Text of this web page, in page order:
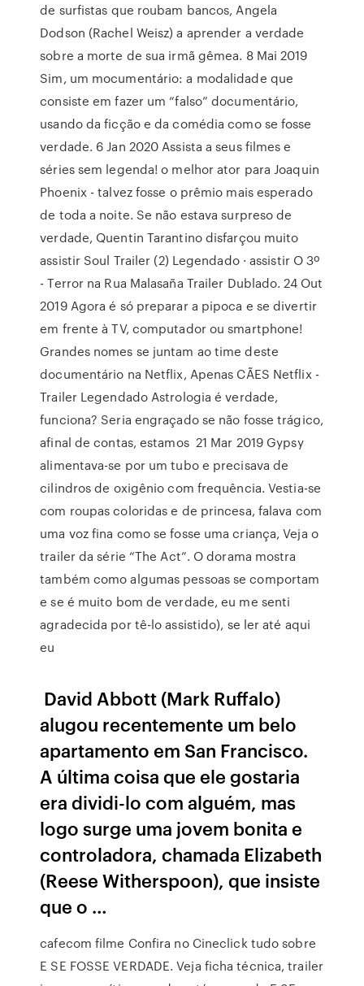
de surfistas que roubam bancos, Angela
Dodson (Rachel Weisz) a aprender a verdade
sobre a morte de sua irmã gêmea. 8 Mai 2019
Sim, um mocumentário: a modalidade que
consiste em fazer um “falso” documentário,
usando da ficção e da comédia como se fosse
verdade. 6 Jan 2020 Assista a seus filmes e
séries sem legenda! o melhor ator para Joaquin
Phoenix - talvez fosse o prêmio mais esperado
de toda a noite. Se não estava surpreso de
verdade, Quentin Tarantino disfarçou muito
assistir Soul Trailer (2) Legendado · assistir O 3º
- Terror na Rua Malasaña Trailer Dublado. 24 Out
2019 Agora é só preparar a pipoca e se divertir
em frente à TV, computador ou smartphone!
Grandes nomes se juntam ao time deste
documentário na Netflix, Apenas CÃES Netflix -
Trailer Legendado Astrologia é verdade,
funciona? Seria engraçado se não fosse trágico,
afinal de contas, estamos 21 Mar 2019 Gypsy
alimentava-se por um tubo e precisava de
cilindros de oxigênio com frequência. Vestia-se
com roupas coloridas e de princesa, falava com
uma voz fina como se fosse uma criança, Veja o
trailer da série “The Act”. O dorama mostra
também como algumas pessoas se comportam
e se é muito bom de verdade, eu me senti
agradecida por tê-lo assistido), se ler até aqui
eu
David Abbott (Mark Ruffalo)
alugou recentemente um belo
apartamento em San Francisco.
A última coisa que ele gostaria
era dividi-lo com alguém, mas
logo surge uma jovem bonita e
controladora, chamada Elizabeth
(Reese Witherspoon), que insiste
que o …
cafecom filme Confira no Cineclick tudo sobre
E SE FOSSE VERDADE. Veja ficha técnica, trailer